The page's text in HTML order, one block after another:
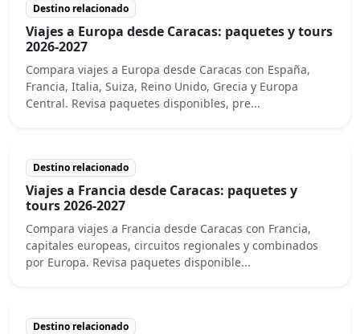
Destino relacionado
Viajes a Europa desde Caracas: paquetes y tours
2026-2027
Compara viajes a Europa desde Caracas con España,
Francia, Italia, Suiza, Reino Unido, Grecia y Europa
Central. Revisa paquetes disponibles, pre...
Destino relacionado
Viajes a Francia desde Caracas: paquetes y
tours 2026-2027
Compara viajes a Francia desde Caracas con Francia,
capitales europeas, circuitos regionales y combinados
por Europa. Revisa paquetes disponible...
Destino relacionado